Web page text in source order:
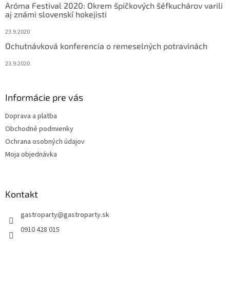
Aróma Festival 2020: Okrem špičkových šéfkuchárov varili
aj známi slovenskí hokejisti
23.9.2020
Ochutnávková konferencia o remeselných potravinách
23.9.2020
Informácie pre vás
Doprava a platba
Obchodné podmienky
Ochrana osobných údajov
Moja objednávka
Kontakt
gastroparty@gastroparty.sk
0910 428 015